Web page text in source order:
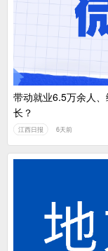
带动就业6.5万余人
长？
江西日报 6天前